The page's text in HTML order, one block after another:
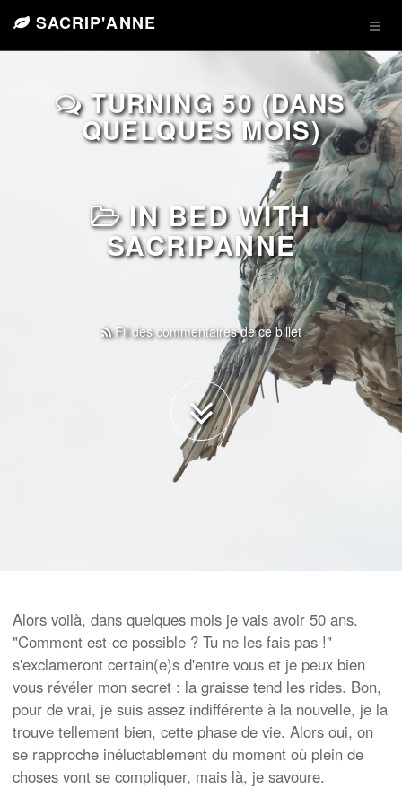
SACRIP'ANNE
TURNING 50 (DANS
QUELQUES MOIS)
IN BED WITH
SACRIPANNE
Fil des commentaires de ce billet
Alors voilà, dans quelques mois je vais avoir 50 ans.
"Comment est-ce possible ? Tu ne les fais pas !"
s'exclameront certain(e)s d'entre vous et je peux bien
vous révéler mon secret : la graisse tend les rides. Bon,
pour de vrai, je suis assez indifférente à la nouvelle, je la
trouve tellement bien, cette phase de vie. Alors oui, on
se rapproche inéluctablement du moment où plein de
choses vont se compliquer, mais là, je savoure.